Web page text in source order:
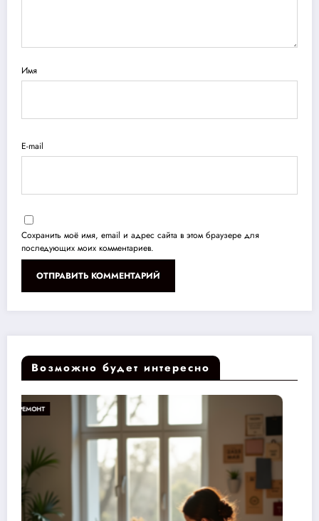
Имя
E-mail
Сохранить моё имя, email и адрес сайта в этом браузере для
последующих моих комментариев.
Возможно будет интересно